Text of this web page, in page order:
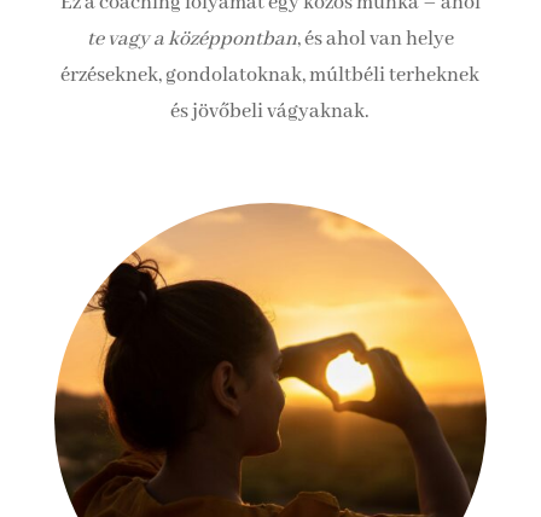
te vagy a középpontban, és ahol van helye
érzéseknek, gondolatoknak, múltbéli terheknek
és jövőbeli vágyaknak.